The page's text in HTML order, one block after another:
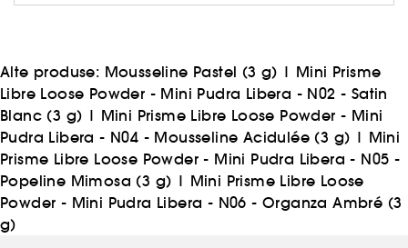
Alte produse: Mousseline Pastel (3 g) | Mini Prisme
Libre Loose Powder - Mini Pudra Libera - N02 - Satin
Blanc (3 g) | Mini Prisme Libre Loose Powder - Mini
Pudra Libera - N04 - Mousseline Acidulée (3 g) | Mini
Prisme Libre Loose Powder - Mini Pudra Libera - N05 -
Popeline Mimosa (3 g) | Mini Prisme Libre Loose
Powder - Mini Pudra Libera - N06 - Organza Ambré (3
g)